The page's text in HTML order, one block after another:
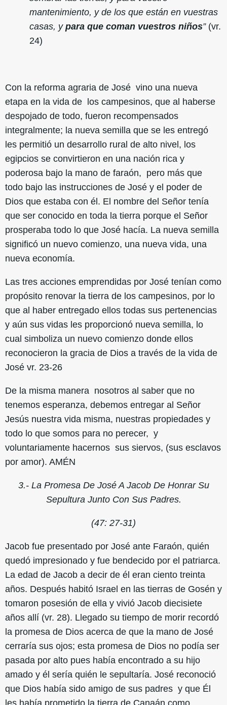
mantenimiento, y de los que están en vuestras
casas, y para que coman vuestros niños” (vr.
24)
Con la reforma agraria de José vino una nueva
etapa en la vida de los campesinos, que al haberse
despojado de todo, fueron recompensados
integralmente; la nueva semilla que se les entregó
les permitió un desarrollo rural de alto nivel, los
egipcios se convirtieron en una nación rica y
poderosa bajo la mano de faraón, pero más que
todo bajo las instrucciones de José y el poder de
Dios que estaba con él. El nombre del Señor tenía
que ser conocido en toda la tierra porque el Señor
prosperaba todo lo que José hacía. La nueva semilla
significó un nuevo comienzo, una nueva vida, una
nueva economía.
Las tres acciones emprendidas por José tenían como
propósito renovar la tierra de los campesinos, por lo
que al haber entregado ellos todas sus pertenencias
y aún sus vidas les proporcionó nueva semilla, lo
cual simboliza un nuevo comienzo donde ellos
reconocieron la gracia de Dios a través de la vida de
José vr. 23-26
De la misma manera nosotros al saber que no
tenemos esperanza, debemos entregar al Señor
Jesús nuestra vida misma, nuestras propiedades y
todo lo que somos para no perecer, y
voluntariamente hacernos sus siervos, (sus esclavos
por amor). AMÉN
3.- La Promesa De José A Jacob De Honrar Su
Sepultura Junto Con Sus Padres.
(47: 27-31)
Jacob fue presentado por José ante Faraón, quién
quedó impresionado y fue bendecido por el patriarca.
La edad de Jacob a decir de él eran ciento treinta
años. Después habitó Israel en las tierras de Gosén y
tomaron posesión de ella y vivió Jacob diecisiete
años allí (vr. 28). Llegado su tiempo de morir recordó
la promesa de Dios acerca de que la mano de José
cerraría sus ojos; esta promesa de Dios no podía ser
pasada por alto pues había encontrado a su hijo
amado y él sería quién le sepultaría. José reconoció
que Dios había sido amigo de sus padres y que Él